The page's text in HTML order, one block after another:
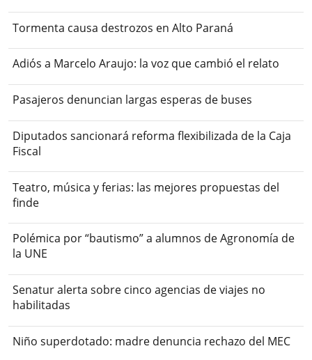
Tormenta causa destrozos en Alto Paraná
Adiós a Marcelo Araujo: la voz que cambió el relato
Pasajeros denuncian largas esperas de buses
Diputados sancionará reforma flexibilizada de la Caja
Fiscal
Teatro, música y ferias: las mejores propuestas del
finde
Polémica por “bautismo” a alumnos de Agronomía de
la UNE
Senatur alerta sobre cinco agencias de viajes no
habilitadas
Niño superdotado: madre denuncia rechazo del MEC